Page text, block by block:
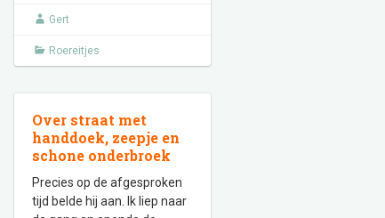
Gert
Roereitjes
Over straat met
handdoek, zeepje en
schone onderbroek
Precies op de afgesproken
tijd belde hij aan. Ik liep naar